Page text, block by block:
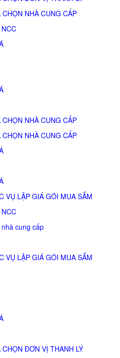
NHÀ CUNG CẤP
NHÀ CUNG CẤP
NHÀ CUNG CẤP
VỤ LẬP GIÁ GÓI MUA SẮM
cung cấp
VỤ LẬP GIÁ GÓI MUA SẮM
ĐƠN VỊ THANH LÝ